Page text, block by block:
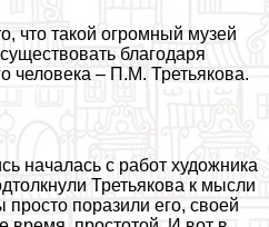
что такой огромный музей
благодаря
человека – П.М. Третьякова.
началась с работ художника
Третьякова к мысли
поразили его, своей